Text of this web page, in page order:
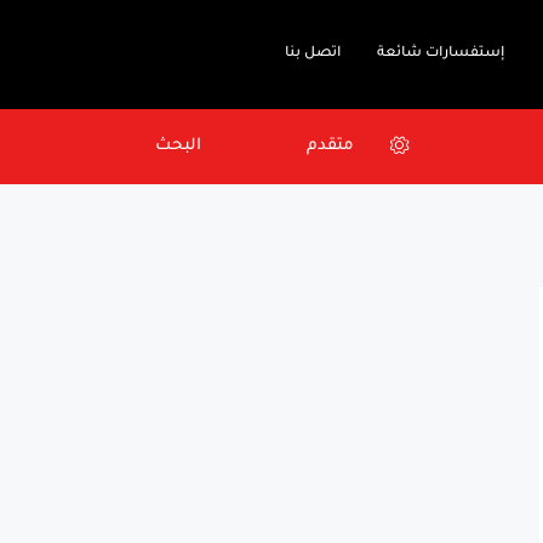
إستفسارات شائعة اتصل بنا
متقدم البحث